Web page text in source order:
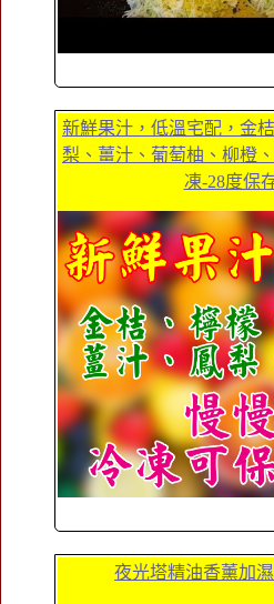
新鮮果汁，低溫宅配，金
梨、薑汁、葡萄柚、柳橙
凍-28度保
夜光塔精油香薰加